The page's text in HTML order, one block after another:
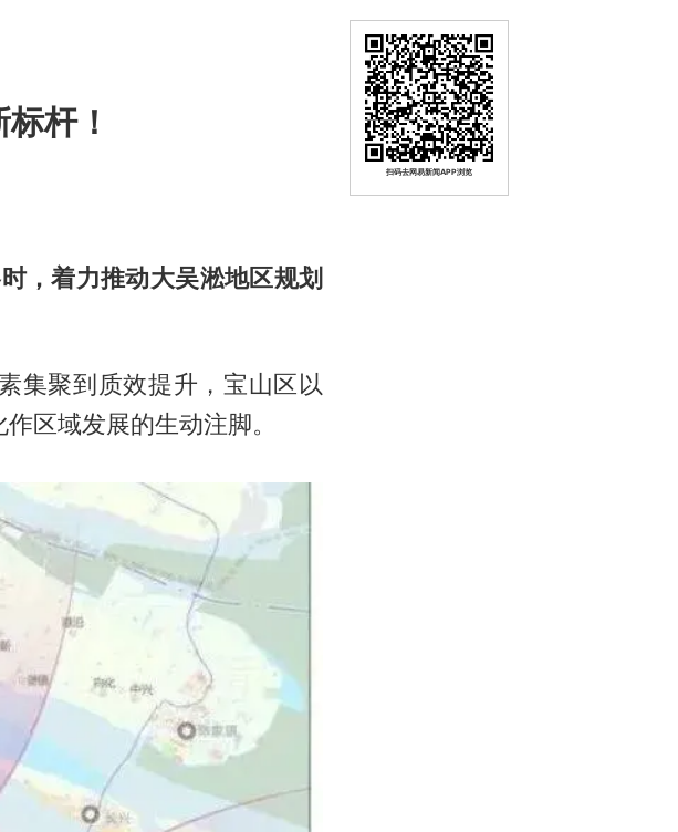
杆！
，着力推动大吴淞地区规划
集聚到质效提升，宝山区以
区域发展的生动注脚。
扫码去网易新闻APP浏览